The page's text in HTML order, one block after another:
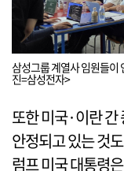
삼성그룹 계열사 임원들이
진=삼성전자>
또한 미국·이란 간
안정되고 있는 것
럼프 미국 대통령